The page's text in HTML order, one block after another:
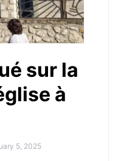
sur la
à
5, 2025